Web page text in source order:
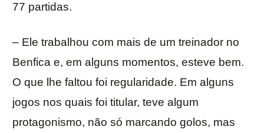
77 partidas.
– Ele trabalhou com mais de um treinador no
Benfica e, em alguns momentos, esteve bem.
O que lhe faltou foi regularidade. Em alguns
jogos nos quais foi titular, teve algum
protagonismo, não só marcando golos, mas